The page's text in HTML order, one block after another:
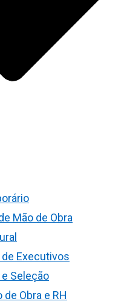
Mão de Obra
Executivos
Seleção
Obra e RH